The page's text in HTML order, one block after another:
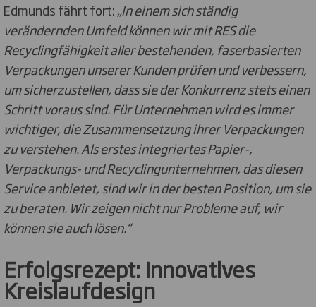
Edmunds fährt fort:„In einem sich ständig
verändernden Umfeld können wir mit RES die
Recyclingfähigkeit aller bestehenden, faserbasierten
Verpackungen unserer Kunden prüfen und verbessern,
um sicherzustellen, dass sie der Konkurrenz stets einen
Schritt voraus sind. Für Unternehmen wird es immer
wichtiger, die Zusammensetzung ihrer Verpackungen
zu verstehen. Als erstes integriertes Papier-,
Verpackungs- und Recyclingunternehmen, das diesen
Service anbietet, sind wir in der besten Position, um sie
zu beraten. Wir zeigen nicht nur Probleme auf, wir
können sie auch lösen.“
Erfolgsrezept: Innovatives
Kreislaufdesign